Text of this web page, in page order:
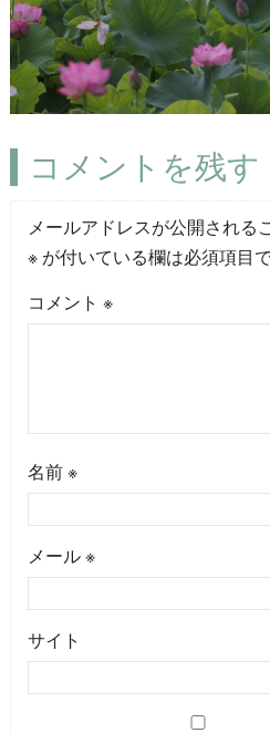
コメントを残す
メールアドレスが公開される
※が付いている欄は必須項目
コメント ※
名前 ※
メール ※
サイト